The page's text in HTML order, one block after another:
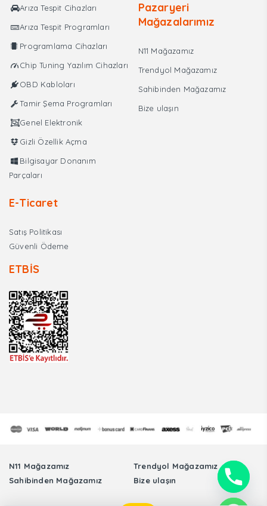
Arıza Tespit Cihazları
Arıza Tespit Programları
Programlama Cihazları
Chip Tuning Yazılım Cihazları
OBD Kabloları
Tamir Şema Programları
Genel Elektronik
Gizli Özellik Açma
Bilgisayar Donanım
Parçaları
Pazaryeri
Mağazalarımız
N11 Mağazamız
Trendyol Mağazamız
Sahibinden Mağazamız
Bize ulaşın
E-Ticaret
Satış Politikası
Güvenli Ödeme
ETBİS
N11 Mağazamız
Trendyol Mağazamız
Sahibinden Mağazamız
Bize ulaşın